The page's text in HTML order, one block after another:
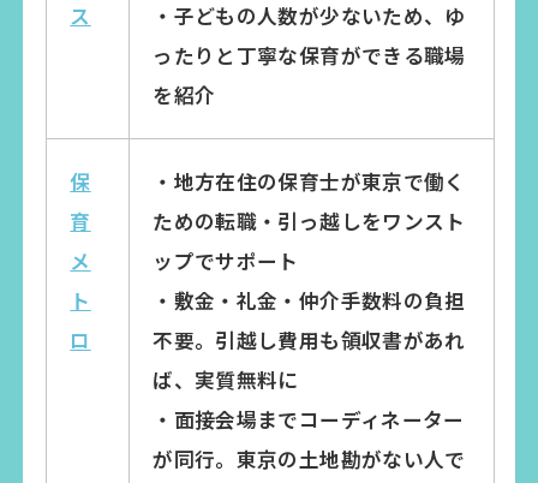
ス
・子どもの人数が少ないため、ゆ
ったりと丁寧な保育ができる職場
を紹介
保
育
メ
ト
ロ
・地方在住の保育士が東京で働く
ための転職・引っ越しをワンスト
ップでサポート
・敷金・礼金・仲介手数料の負担
不要。引越し費用も領収書があれ
ば、実質無料に
・面接会場までコーディネーター
が同行。東京の土地勘がない人で